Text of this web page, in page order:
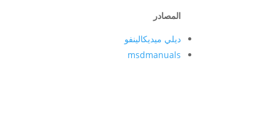
المصادر
ديلي ميديكالينفو
msdmanuals